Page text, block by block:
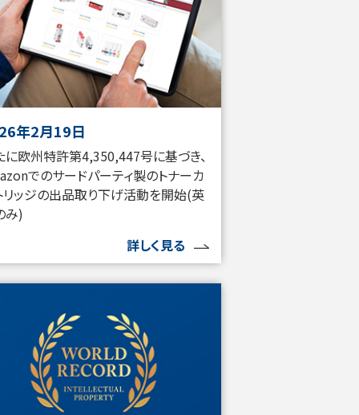
年2月19日
に欧州特許第4,350,447号に基づき、
でのサードパーティ製のトナーカ
リッジの出品取り下げ活動を開始(英
み)
詳しく見る